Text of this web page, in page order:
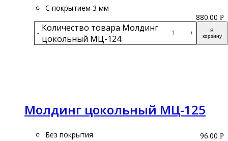
С покрытием 3 мм
- Количество товара Молдинг
цокольный МЦ-124
+
В
корзину
880.00 Р
Молдинг цокольный МЦ-125
Без покрытия
96.00 Р